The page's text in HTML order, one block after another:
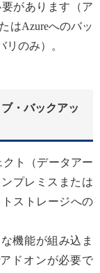
があります（ア
はAzureへのバッ
のみ）。
・バックアッ
クト（データアー
ンプレミスまたは
ストレージへの
な機能が組み込ま
アドオンが必要で